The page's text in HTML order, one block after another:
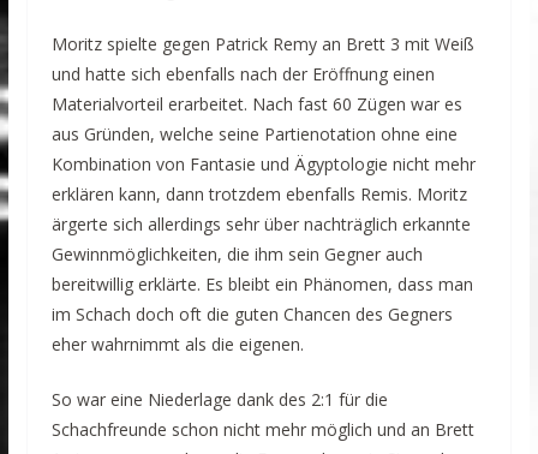
Moritz spielte gegen Patrick Remy an Brett 3 mit Weiß
und hatte sich ebenfalls nach der Eröffnung einen
Materialvorteil erarbeitet. Nach fast 60 Zügen war es
aus Gründen, welche seine Partienotation ohne eine
Kombination von Fantasie und Ägyptologie nicht mehr
erklären kann, dann trotzdem ebenfalls Remis. Moritz
ärgerte sich allerdings sehr über nachträglich erkannte
Gewinnmöglichkeiten, die ihm sein Gegner auch
bereitwillig erklärte. Es bleibt ein Phänomen, dass man
im Schach doch oft die guten Chancen des Gegners
eher wahrnimmt als die eigenen.
So war eine Niederlage dank des 2:1 für die
Schachfreunde schon nicht mehr möglich und an Brett